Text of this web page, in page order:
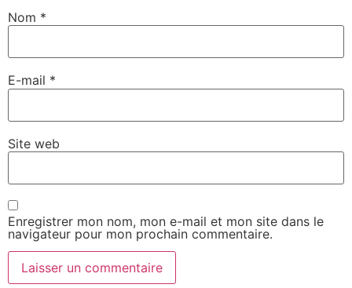
Nom *
E-mail *
Site web
Enregistrer mon nom, mon e-mail et mon site dans le
navigateur pour mon prochain commentaire.